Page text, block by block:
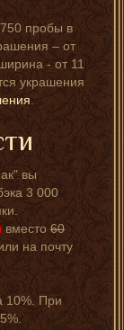
пробы в
– от
- от 11
украшения
.
вы
3 000
вместо60
на почту
10%. При